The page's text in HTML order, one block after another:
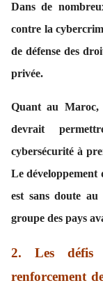
Dans de
contre la
de défense des
privée.
Quant au Maroc,
devrait
cybersécurité à
Le développement
est sans doute
groupe des pays
2. Les défis
renforcement